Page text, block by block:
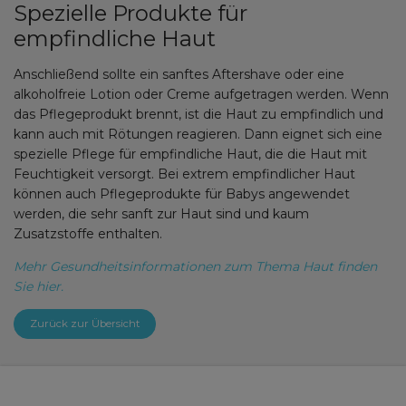
Zurück zur Übersicht
Spezielle Produkte für
empfindliche Haut
Anschließend sollte ein sanftes Aftershave oder eine
alkoholfreie Lotion oder Creme aufgetragen werden. Wenn
das Pflegeprodukt brennt, ist die Haut zu empfindlich und
kann auch mit Rötungen reagieren. Dann eignet sich eine
spezielle Pflege für empfindliche Haut, die die Haut mit
Feuchtigkeit versorgt. Bei extrem empfindlicher Haut
können auch Pflegeprodukte für Babys angewendet
werden, die sehr sanft zur Haut sind und kaum
Zusatzstoffe enthalten.
Mehr Gesundheitsinformationen zum Thema Haut finden
Sie hier.